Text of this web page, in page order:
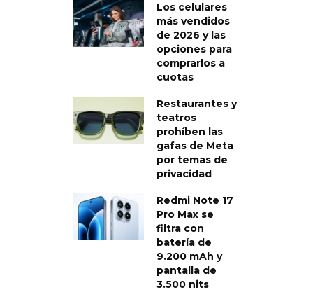
Los celulares
más vendidos
de 2026 y las
opciones para
comprarlos a
cuotas
Restaurantes y
teatros
prohíben las
gafas de Meta
por temas de
privacidad
Redmi Note 17
Pro Max se
filtra con
batería de
9.200 mAh y
pantalla de
3.500 nits